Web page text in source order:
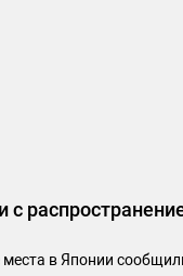
в Японии